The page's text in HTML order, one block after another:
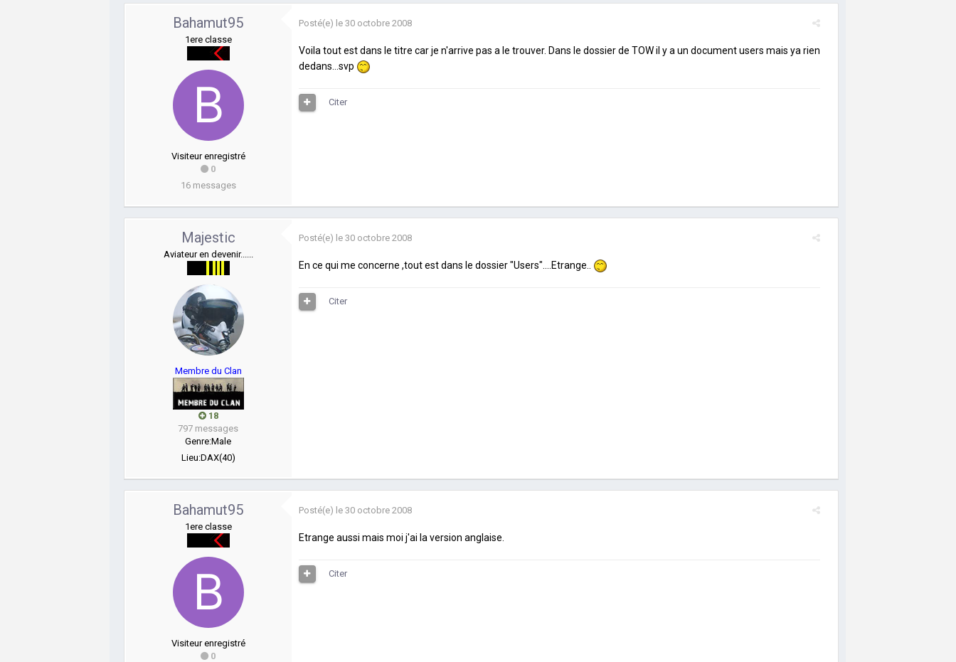
Bahamut95
1ere classe
Visiteur enregistré
0
16 messages
Posté(e) le 30 octobre 2008
Voila tout est dans le titre car je n'arrive pas a le trouver. Dans le dossier de TOW il y a un document users mais ya rien
dedans...svp
Citer
Majestic
Aviateur en devenir......
Membre du Clan
18
797 messages
Genre:Male
Lieu:DAX(40)
Posté(e) le 30 octobre 2008
En ce qui me concerne ,tout est dans le dossier "Users"....Etrange..
Citer
Bahamut95
1ere classe
Visiteur enregistré
0
Posté(e) le 30 octobre 2008
Etrange aussi mais moi j'ai la version anglaise.
Citer